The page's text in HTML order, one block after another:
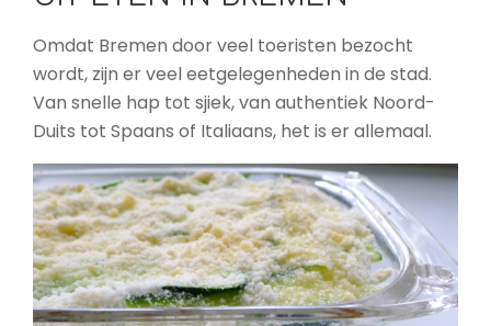
Omdat Bremen door veel toeristen bezocht
wordt, zijn er veel eetgelegenheden in de stad.
Van snelle hap tot sjiek, van authentiek Noord-
Duits tot Spaans of Italiaans, het is er allemaal.